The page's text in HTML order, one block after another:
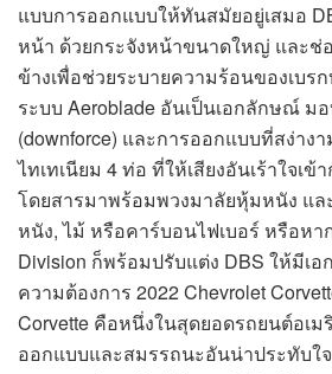
แบบการออกแบบให้ทันสมัยอยู่เสมอ
หน้า ด้วยกระจังหน้าขนาดใหญ่ และช่
ข้างเพื่อช่วยระบายความร้อนของเบร
ระบบ Aeroblade อันเป็นเอกลักษณ์ ม
(downforce) และการออกแบบที่สง่าง
ไทเทเนียม 4 ท่อ ที่ให้เสียงอันเร้าใจเ
โดยสารมาพร้อมพวงมาลัยหุ้มหนัง แล
หนัง, ไม้ หรือคาร์บอนไฟเบอร์ หรือหา
Division ก็พร้อมปรับแต่ง DBS ให้มีเ
ความต้องการ 2022 Chevrolet
Corvette คือหนึ่งในสุดยอดรถยนต์อเ
ออกแบบและสมรรถนะอันน่าประทับใ